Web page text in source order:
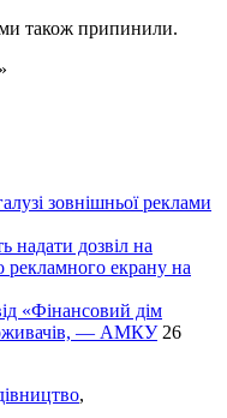
також припинили.
зовнішньої реклами
надати дозвіл на
рекламного екрану на
«Фінансовий дім
— АМКУ 26
,